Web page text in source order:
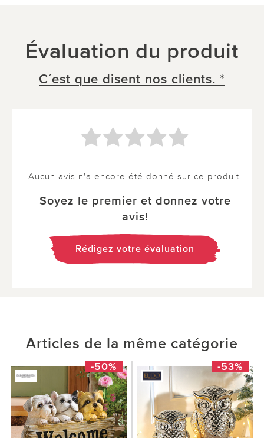
Évaluation du produit
C´est que disent nos clients. *
Aucun avis n'a encore été donné sur ce produit.
Soyez le premier et donnez votre
avis!
Rédigez votre évaluation
Articles de la même catégorie
-50% -53%